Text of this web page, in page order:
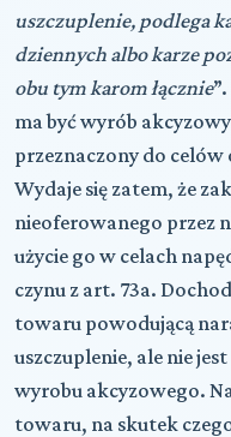
uszczuplenie, podlega
dziennych albo karze
obu tym karom łącznie
ma być wyrób
przeznaczony do
Wydaje się zatem, że
nieoferowanego przez
użycie go w celach
czynu z art. 73a.
towaru powodującą
uszczuplenie, ale nie
wyrobu akcyzowego.
towaru, na skutek